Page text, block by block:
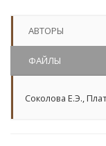
АВТОРЫ
ФАЙЛЫ
Соколова Е.Э.,